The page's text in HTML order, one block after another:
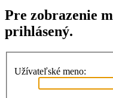
Pre zobrazenie
prihlásený.
Užívateľské meno: